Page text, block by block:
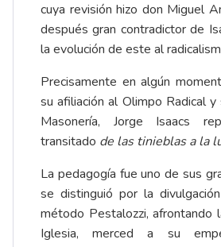
cuya revisión hizo don Miguel
después gran contradictor de
la evolución de este al
Precisamente en algún
su afiliación al Olimpo Radical y
Masonería, Jorge Isaacs
transitado de las tinieblas a la
La pedagogía fue uno de sus
se distinguió por la
método Pestalozzi, afrontando
Iglesia, merced a su